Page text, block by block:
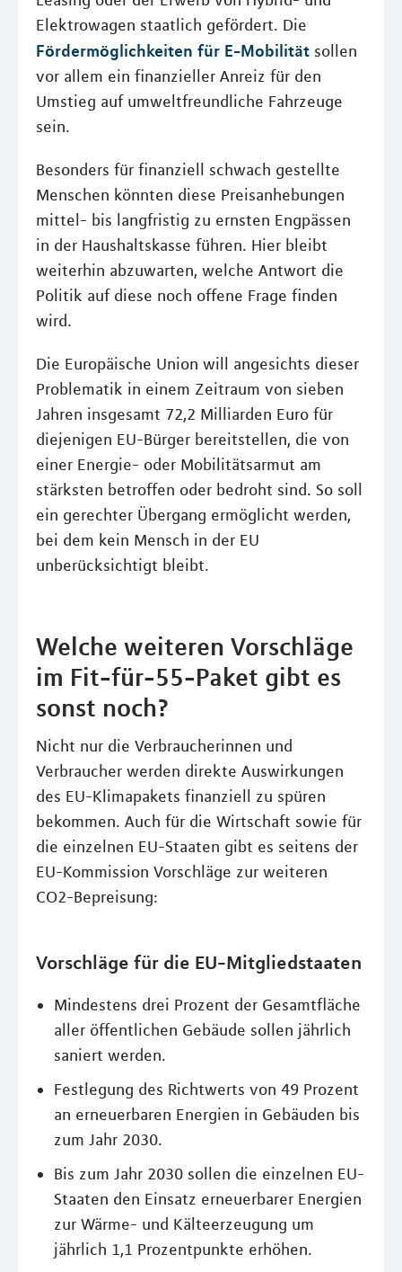
Elektrowagen staatlich gefördert. Die
Fördermöglichkeiten für E-Mobilität sollen
vor allem ein finanzieller Anreiz für den
Umstieg auf umweltfreundliche Fahrzeuge
sein.
Besonders für finanziell schwach gestellte
Menschen könnten diese Preisanhebungen
mittel- bis langfristig zu ernsten Engpässen
in der Haushaltskasse führen. Hier bleibt
weiterhin abzuwarten, welche Antwort die
Politik auf diese noch offene Frage finden
wird.
Die Europäische Union will angesichts dieser
Problematik in einem Zeitraum von sieben
Jahren insgesamt 72,2 Milliarden Euro für
diejenigen EU-Bürger bereitstellen, die von
einer Energie- oder Mobilitätsarmut am
stärksten betroffen oder bedroht sind. So soll
ein gerechter Übergang ermöglicht werden,
bei dem kein Mensch in der EU
unberücksichtigt bleibt.
Welche weiteren Vorschläge
im Fit-für-55-Paket gibt es
sonst noch?
Nicht nur die Verbraucherinnen und
Verbraucher werden direkte Auswirkungen
des EU-Klimapakets finanziell zu spüren
bekommen. Auch für die Wirtschaft sowie für
die einzelnen EU-Staaten gibt es seitens der
EU-Kommission Vorschläge zur weiteren
CO2-Bepreisung:
Vorschläge für die EU-Mitgliedstaaten
Mindestens drei Prozent der Gesamtfläche
aller öffentlichen Gebäude sollen jährlich
saniert werden.
Festlegung des Richtwerts von 49 Prozent
an erneuerbaren Energien in Gebäuden bis
zum Jahr 2030.
Bis zum Jahr 2030 sollen die einzelnen EU-
Staaten den Einsatz erneuerbarer Energien
zur Wärme- und Kälteerzeugung um
jährlich 1,1 Prozentpunkte erhöhen.